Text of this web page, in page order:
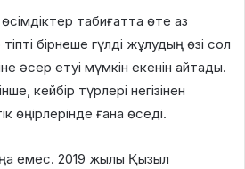
табиғатта өте аз
бірнеше гүлді жұлудың өзі сол
әсер етуі мүмкін екенін айтады.
кейбір түрлері негізінен
өңірлерінде ғана өседі.
емес. 2019 жылы Қызыл